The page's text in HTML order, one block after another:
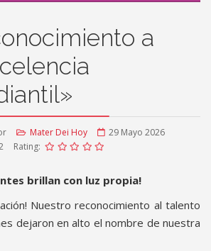
a
Mater Dei Hoy
29 Mayo 2026
Rating:
brillan con luz propia!
Nuestro reconocimiento al talento
dejaron en alto el nombre de nuestra